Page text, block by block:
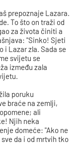
prepoznaje Lazara.
To što on traži od
za života činiti a
"Sinko! Sjeti
i Lazar zla. Sada se
svijetu se
između zala
poruku
braće na zemlji,
ali
Njih neka
domeće: "Ako ne
da i od mrtvih tko